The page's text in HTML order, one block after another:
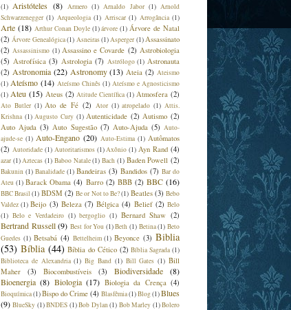
(1) Aristóteles (8) Armero (1) Arnaldo Jabor (1) Arnold
Schwarzenegger (1) Arqueologia (1) Arriscar (1) Arrogância (1)
Arte (18) Arthur Conan Doyle (1) árvore (1) Árvore de Natal
(2) Árvore Genealógica(1) Asneiras(1)Asperger (1)Assassinato
(2) Assassinismo (1) Assassino e Covarde (2) Astrobiologia
(5) Astrofísica (3) Astrologia (7) Astrólogo (1) Astronauta
(2) Astronomia (22) Astronomy (13) Ateia (2) Ateismo
(1) Ateísmo (14) Ateísmo Chinês (1) Ateísmo e Agnosticismo
(1) Ateu (15) Ateus (2) Atitude Científica (1) Atmosfera (2)
Ato Butler (1) Ato de Fé (2) Ator (1) atropelado (1) Attis.
Krishna (1) Augusto Cury (1) Autenticidade (2) Autismo (2)
Auto Ajuda (3) Auto Sugestão (7) Auto-Ajuda (5) Auto-
ajude-se (1) Auto-Engano (20) Auto-Estima (1) Autômatos
(2) Autoridade (1) Autoritarismos (1) Axônio (1) Ayn Rand (4)
azar (1) Aztecas (1) Baboo Natale (1) Bach (1) Baden Powell (2)
Bakunin (1) Banalidade (1) Bandeiras (3) Bandidos (7) Bar do
Ateu (1) Barack Obama (4) Barro (2) BBB (2) BBC (16)
BBC Brasil (1) BDSM (2) Be or Not to Be?(1) Beatles (3) Bebo
Valdez (1) Beijo (3) Beleza (7) Bélgica (4) Belief (2) Belo
(1) Belo e Verdadeiro (1) bergoglio (1) Bernard Shaw (2)
Bertrand Russell (9) Best for You (1) Beth (1) Betina (1) Beto
Guedes (1) Betsabá (4) Bettelheim (1) Beyonce (3) Biblia
(53) Bíblia (44) Bíblia do Cético (2) Bíblia Sagrada (1)
Biblioteca de Alexandria (1) Big Band (1) Bill Gates (1) Bill
Maher
(3) Biocombustíveis (3) Biodiversidade
(8)
Bioenergia (8) Biologia (17) Biologia da Crença (4)
Bioquímica(1)Bispo do Crime (4) Blasfêmia(1)Blog(1)Blues
(9) BlueSky (1)BNDES (1)Bob Dylan(1) Bob Marley (1)Bolero